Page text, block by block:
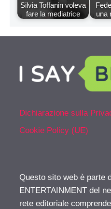
Silvia Toffanin voleva
fare la mediatrice
una
Dichiarazione sulla
Cookie Policy (UE)
Questo sito web è parte
ENTERTAINMENT del
rete editoriale